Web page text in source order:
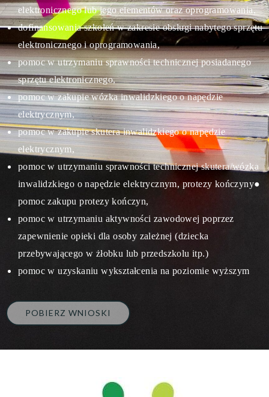
elektronicznego lub jego elementów oraz oprogramowania,
dofinansowania szkoleń w zakresie obsługi nabytego sprzętu
elektronicznego i oprogramowania,
pomoc w utrzymaniu sprawności technicznej posiadanego
sprzętu elektronicznego,
pomoc w zakupie wózka inwalidzkiego o napędzie
elektrycznym,
pomoc w zakupie skutera inwalidzkiego o napędzie
elektrycznym,
pomoc w utrzymaniu sprawności technicznej skutera/wózka
inwalidzkiego o napędzie elektrycznym, protezy kończyny●
pomoc zakupu protezy kończyn,
pomoc w utrzymaniu aktywności zawodowej poprzez
zapewnienie opieki dla osoby zależnej (dziecka
przebywającego w żłobku lub przedszkolu itp.)
pomoc w uzyskaniu wykształcenia na poziomie wyższym
POBIERZ WNIOSKI